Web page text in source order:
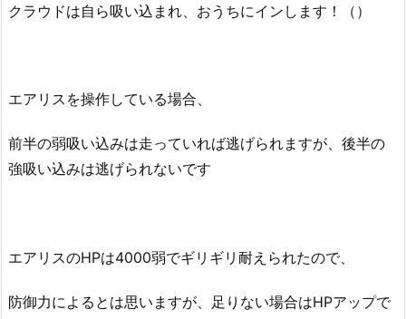
クラウドは自ら吸い込まれ、おうちにインします！（）
エアリスを操作している場合、
前半の弱吸い込みは走っていれば逃げられますが、後半の
強吸い込みは逃げられないです
エアリスのHPは4000弱でギリギリ耐えられたので、
防御力によるとは思いますが、足りない場合はHPアップで